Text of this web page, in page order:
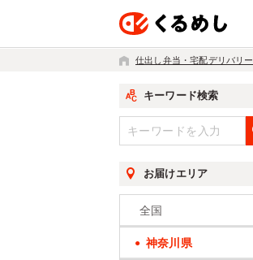
仕出し弁当・宅配デリバリー
キーワード検索
お届けエリア
全国
神奈川県